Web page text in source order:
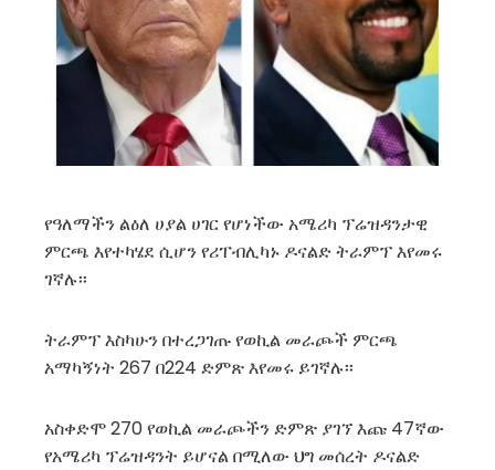
የዓለማችን ልዕለ ሀያል ሀገር የሆነችው አሜሪካ ፕሬዝዳንታዊ
ምርጫ እየተካሄደ ሲሆን የሪፐብሊካኑ ዶናልድ ትራምፕ እየመሩ
ገኛሉ፡፡
ትራምፕ እስካሁን በተረጋገጡ የወኪል መራጮች ምርጫ
አማካኝነት 267 በ224 ድምጽ እየመሩ ይገኛሉ፡፡
አስቀድሞ 270 የወኪል መራጮችን ድምጽ ያገኘ እጩ 47ኛው
የአሜሪካ ፕሬዝዳንት ይሆናል በሚለው ህግ መሰረት ዶናልድ